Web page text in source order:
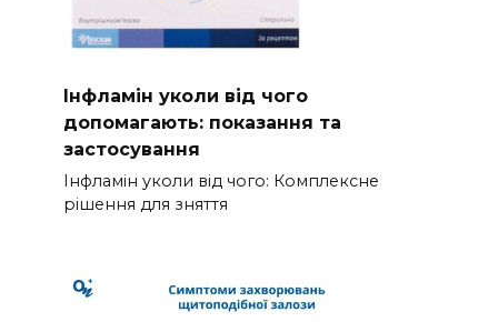
Інфламін уколи від чого
допомагають: показання та
застосування
Інфламін уколи від чого: Комплексне
рішення для зняття